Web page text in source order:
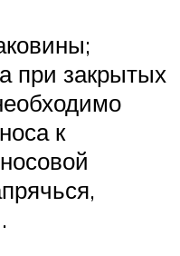
при закрытых
к